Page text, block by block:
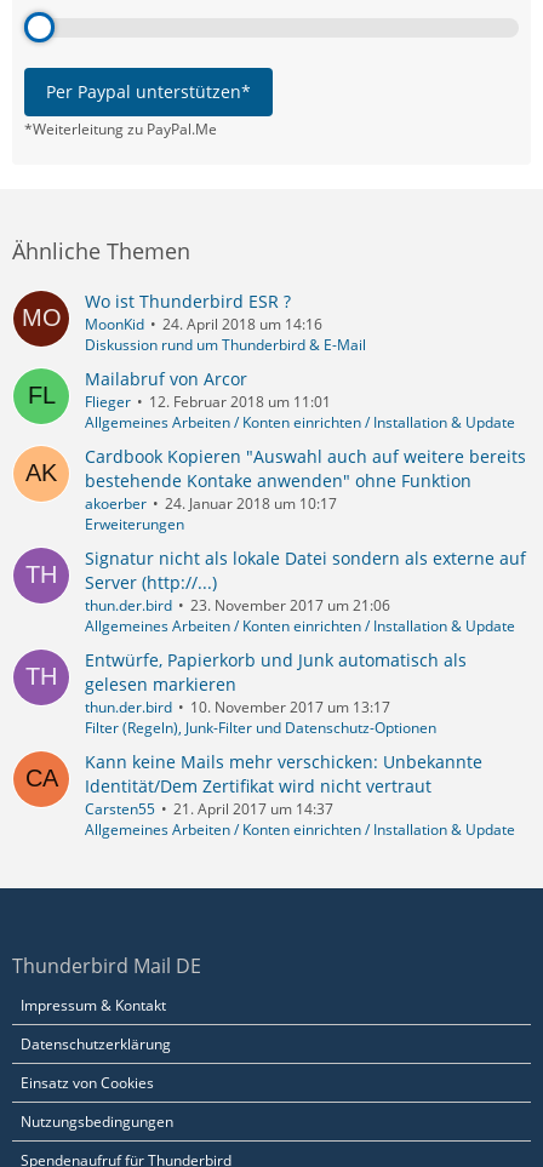
Per Paypal unterstützen*
*Weiterleitung zu PayPal.Me
Ähnliche Themen
Wo ist Thunderbird ESR ?
MoonKid
24. April 2018 um 14:16
Diskussion rund um Thunderbird & E-Mail
Mailabruf von Arcor
Flieger
12. Februar 2018 um 11:01
Allgemeines Arbeiten / Konten einrichten / Installation & Update
Cardbook Kopieren "Auswahl auch auf weitere bereits
bestehende Kontake anwenden" ohne Funktion
akoerber
24. Januar 2018 um 10:17
Erweiterungen
Signatur nicht als lokale Datei sondern als externe auf
Server (http://...)
thun.der.bird
23. November 2017 um 21:06
Allgemeines Arbeiten / Konten einrichten / Installation & Update
Entwürfe, Papierkorb und Junk automatisch als
gelesen markieren
thun.der.bird
10. November 2017 um 13:17
Filter (Regeln), Junk-Filter und Datenschutz-Optionen
Kann keine Mails mehr verschicken: Unbekannte
Identität/Dem Zertifikat wird nicht vertraut
Carsten55
21. April 2017 um 14:37
Allgemeines Arbeiten / Konten einrichten / Installation & Update
Thunderbird Mail DE
Impressum & Kontakt
Datenschutzerklärung
Einsatz von Cookies
Nutzungsbedingungen
Spendenaufruf für Thunderbird